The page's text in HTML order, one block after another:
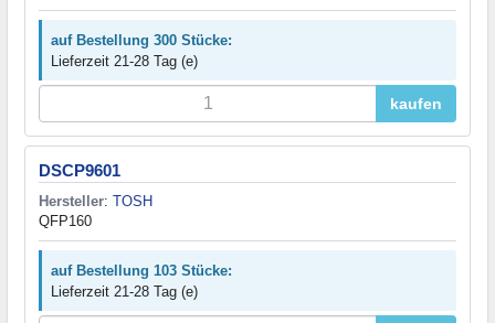
auf Bestellung 300 Stücke:
Lieferzeit 21-28 Tag (e)
kaufen
DSCP9601
Hersteller: TOSH
QFP160
auf Bestellung 103 Stücke:
Lieferzeit 21-28 Tag (e)